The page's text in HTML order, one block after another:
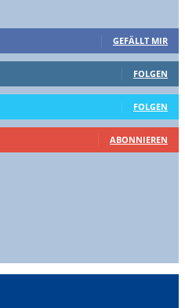
GEFÄLLT MIR
FOLGEN
FOLGEN
ABONNIEREN